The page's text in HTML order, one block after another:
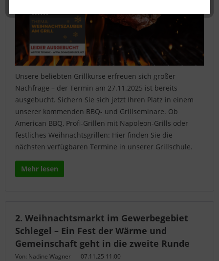
Unsere beliebten Grillkurse erfreuen sich großer
Nachfrage – der Termin am 27.11.2025 ist bereits
ausgebucht. Sichern Sie sich jetzt Ihren Platz in einem
unserer kommenden BBQ- und Grillseminare. Ob
American BBQ, Profi-Grillen mit Napoleon-Grills oder
festliches Weihnachtsgrillen: Hier finden Sie die
nächsten verfügbaren Termine in unserer Grillschule.
Mehr lesen
2. Weihnachtsmarkt im Gewerbegebiet
Schlegel – Ein Fest der Wärme und
Gemeinschaft geht in die zweite Runde
Von: Nadine Wagner 07.11.25 11:00